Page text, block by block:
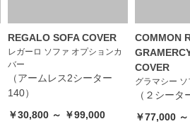
REGALO SOFA COVER
レガーロ ソファ オプションカ
バー
（アームレス2シーター
140）
￥30,800 ～ ￥99,000
COMMON
COVER
グラマシー
（２シータ
￥77,000